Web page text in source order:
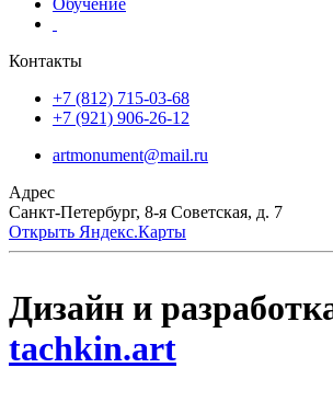
Обучение
Контакты
+7 (812) 715-03-68
+7 (921) 906-26-12
artmonument@mail.ru
Адрес
Санкт-Петербург, 8-я Советская, д. 7
Открыть Яндекс.Карты
Дизайн и
tachkin.art